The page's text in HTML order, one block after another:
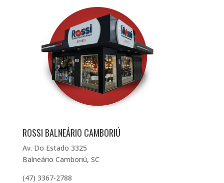
ROSSI BALNEÁRIO CAMBORIÚ
Av. Do Estado 3325
Balneário Camboriú, SC
(47) 3367-2788